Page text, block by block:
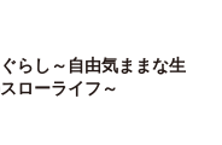
らし～自由気ままな生
ローライフ～